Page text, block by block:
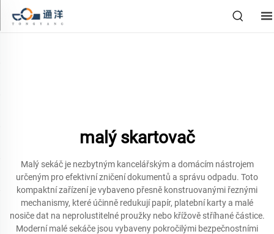
malý skartovač
Malý sekáč je nezbytným kancelářským a domácím nástrojem
určeným pro efektivní zničení dokumentů a správu odpadu. Toto
kompaktní zařízení je vybaveno přesně konstruovanými řeznými
mechanismy, které účinně redukují papír, platební karty a malé
nosiče dat na neprolustitelné proužky nebo křížově stříhané částice.
Moderní malé sekáče jsou vybaveny pokročilými bezpečnostními